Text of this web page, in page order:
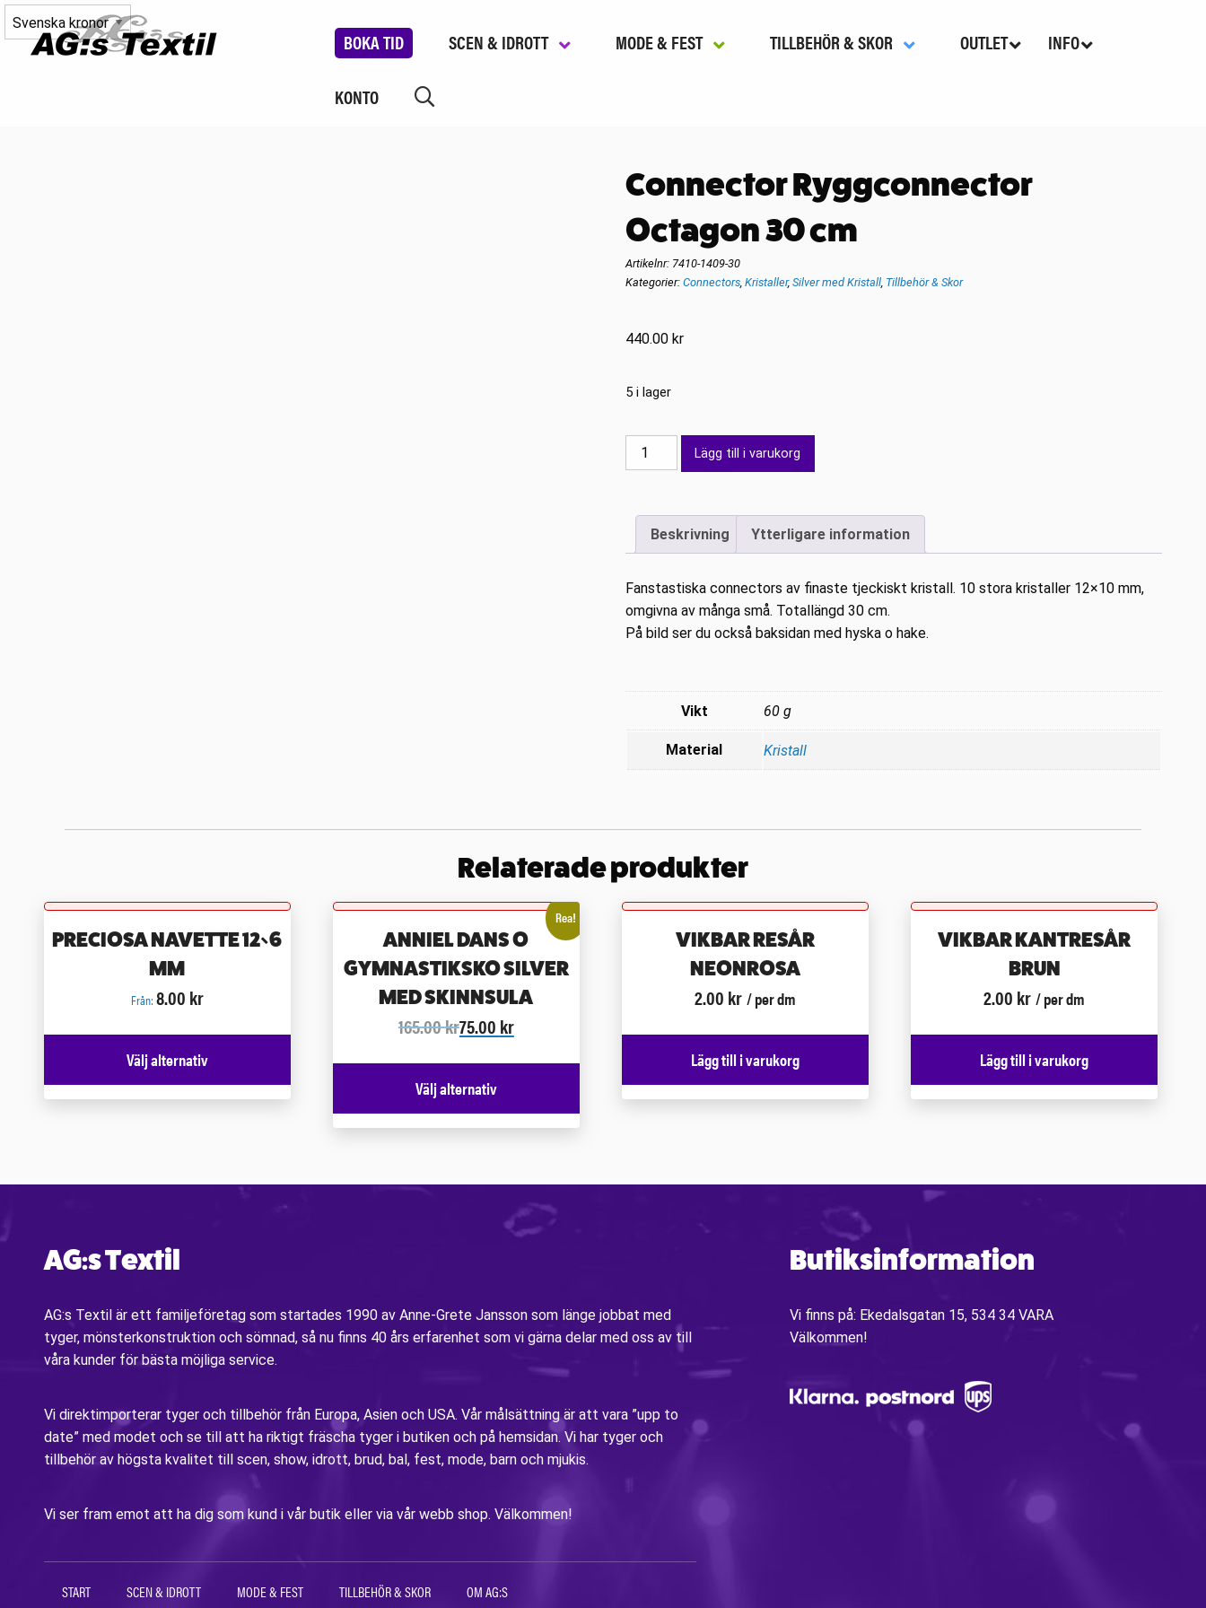
BOKA TID SCEN & IDROTT MODE & FEST TILLBEHÖR & SKOR OUTLET INFO
KONTO
Connector Ryggconnector
Octagon 30 cm
Artikelnr: 7410-1409-30
Kategorier: Connectors, Kristaller, Silver med Kristall, Tillbehör & Skor
440.00 kr
5 i lager
Connector
Ryggconnector
30
mängd
Lägg till i varukorg
Beskrivning Ytterligare information
Fanstastiska connectors av finaste tjeckiskt kristall. 10 stora kristaller 12×10 mm,
omgivna av många små. Totallängd 30 cm.
På bild ser du också baksidan med hyska o hake.
Vikt 60 g
Material Kristall
Relaterade produkter
PRECIOSA NAVETTE 12×6
MM
Från: 8.00 kr
Välj alternativ
Rea!
ANNIEL DANS O
GYMNASTIKSKO SILVER
MED SKINNSULA
165.00kr75.00 kr
Välj alternativ
VIKBAR RESÅR
NEONROSA
2.00 kr / per dm
Lägg till i varukorg
VIKBAR KANTRESÅR
BRUN
2.00 kr / per dm
Lägg till i varukorg
AG:s Textil
AG:s Textil är ett familjeföretag som startades 1990 av Anne-Grete Jansson som länge jobbat med
tyger, mönsterkonstruktion och sömnad, så nu finns 40 års erfarenhet som vi gärna delar med oss av till
våra kunder för bästa möjliga service.
Vi direktimporterar tyger och tillbehör från Europa, Asien och USA. Vår målsättning är att vara ”upp to
date” med modet och se till att ha riktigt fräscha tyger i butiken och på hemsidan. Vi har tyger och
tillbehör av högsta kvalitet till scen, show, idrott, brud, bal, fest, mode, barn och mjukis.
Vi ser fram emot att ha dig som kund i vår butik eller via vår webb shop. Välkommen!
START SCEN & IDROTT MODE & FEST TILLBEHÖR & SKOR
OM AG:S
Butiksinformation
Vi finns på: Ekedalsgatan 15, 534 34 VARA
Välkommen!